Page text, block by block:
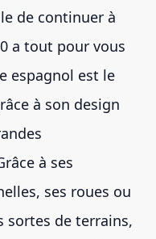
de continuer à
a tout pour vous
espagnol est le
à son design
à ses
ses roues ou
sortes de terrains,